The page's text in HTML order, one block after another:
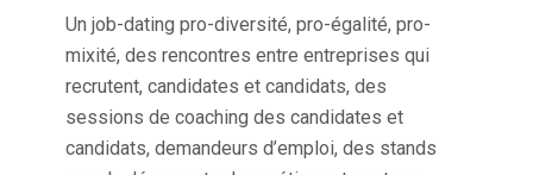
Un job-dating pro-diversité, pro-égalité, pro-
mixité, des rencontres entre entreprises qui
recrutent, candidates et candidats, des
sessions de coaching des candidates et
candidats, demandeurs d’emploi, des stands